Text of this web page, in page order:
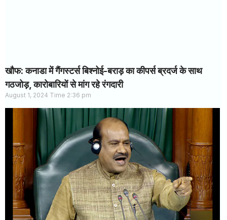
खौफ: कनाडा में गैंगस्टर्स बिश्नोई-बराड़ का कीपर्स ब्रदर्ज के साथ
गठजोड़, कारोबारियों से मांग रहे रंगदारी
August 1, 2024 2:36 pm